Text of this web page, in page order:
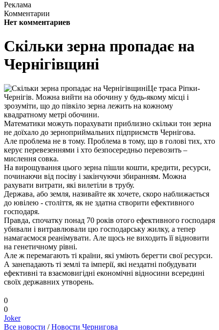
Реклама
Комментарии
Нет комментариев
Скільки зерна пропадає на
Чернігівщині
Це траса Ріпки-
Чернігів. Можна вийти на обочину у будь-якому місці і
зрозуміти, що до півкіло зерна лежить на кожному
квадратному метрі обочини.
Математики можуть порахувати приблизно скільки тон зерна
не доїхало до зерноприймальних підприємств Чернігова.
Але проблема не в тому. Проблема в тому, що в голові тих, хто
керує перевезеннями і хто безпосередньо перевозить –
мислення совка.
На вирощування цього зерна пішли кошти, кредити, ресурси,
починаючи від посіву і закінчуючи збиранням. Можна
рахувати витрати, які вилетіли в трубу.
Держава, або земля, називайте як хочете, скоро наближається
до ювілею - століття, як не здатна створити ефективного
господаря.
Правда, спочатку понад 70 років отого ефективного господаря
убивали і витравлювали цю господарську жилку, а тепер
намагаємося реанімувати. Але щось не виходить її відновити
на генетичному рівні.
Але ж перемагають ті країни, які уміють берегти свої ресурси.
А занепадають ті землі та імперії, які нездатні побудувати
ефективні та взаємовигідні економічні відносини всередині
своїх державних утворень.
0
0
Joker
Все новости /Новости Чернигова